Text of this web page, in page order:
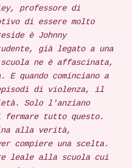
professore di
di essere molto
è Johnny
già legato a una
ne è affascinata,
quando cominciano a
di violenza, il
Solo l'anziano
fermare tutto questo.
alla verità,
compiere una scelta.
leale alla scuola cui